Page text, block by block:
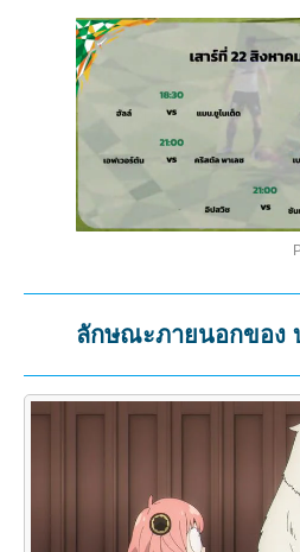
ลักษณะภายนอกของ